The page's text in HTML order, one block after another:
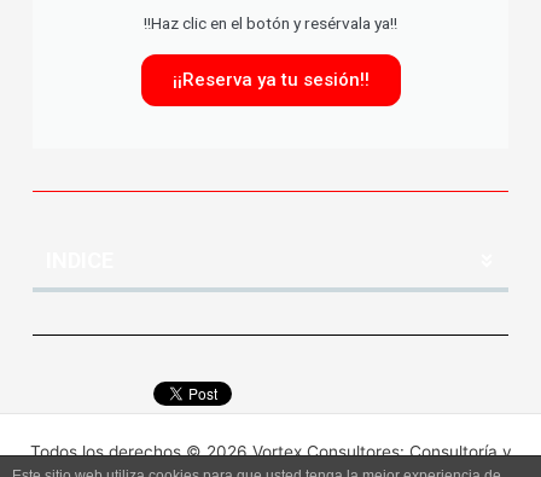
!!Haz clic en el botón y resérvala ya!!
¡¡Reserva ya tu sesión!!
Todos los derechos © 2026 Vortex Consultores: Consultoría y